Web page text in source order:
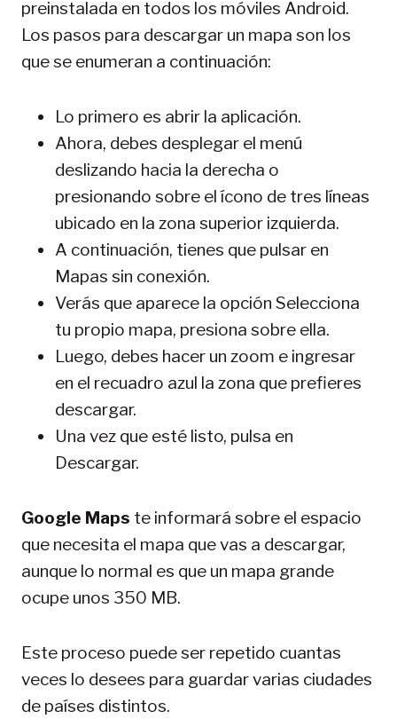
preinstalada en todos los móviles Android.
Los pasos para descargar un mapa son los
que se enumeran a continuación:
Lo primero es abrir la aplicación.
Ahora, debes desplegar el menú
deslizando hacia la derecha o
presionando sobre el ícono de tres líneas
ubicado en la zona superior izquierda.
A continuación, tienes que pulsar en
Mapas sin conexión.
Verás que aparece la opción Selecciona
tu propio mapa, presiona sobre ella.
Luego, debes hacer un zoom e ingresar
en el recuadro azul la zona que prefieres
descargar.
Una vez que esté listo, pulsa en
Descargar.
Google Maps te informará sobre el espacio
que necesita el mapa que vas a descargar,
aunque lo normal es que un mapa grande
ocupe unos 350 MB.
Este proceso puede ser repetido cuantas
veces lo desees para guardar varias ciudades
de países distintos.